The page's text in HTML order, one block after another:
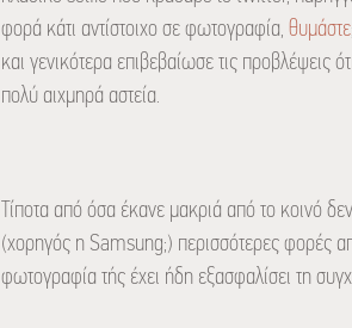
φορά κάτι αντίστοιχο σε φωτογραφία, θυμάστε
και γενικότερα επιβεβαίωσε τις προβλέψεις
πολύ αιχμηρά αστεία.
Τίποτα από όσα έκανε μακριά από το κοινό
(χορηγός η Samsung;) περισσότερες φορές
φωτογραφία τής έχει ήδη εξασφαλίσει τη